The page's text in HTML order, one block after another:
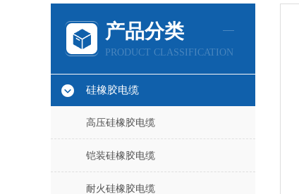
产品分类
PRODUCT CLASSIFICATION
硅橡胶电缆
高压硅橡胶电缆
铠装硅橡胶电缆
耐火硅橡胶电缆